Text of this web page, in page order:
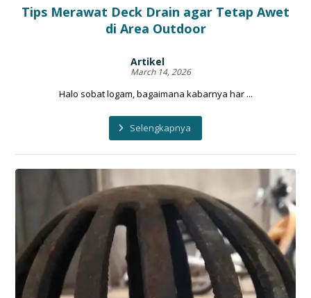
Tips Merawat Deck Drain agar Tetap Awet
di Area Outdoor
Artikel
March 14, 2026
Halo sobat logam, bagaimana kabarnya har ...
Selengkapnya